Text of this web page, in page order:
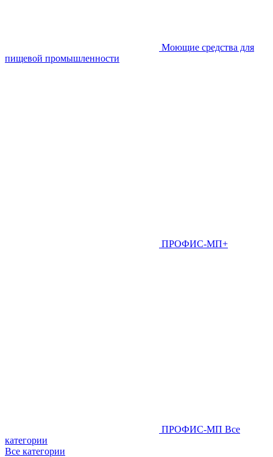
Моющие средства для
пищевой промышленности
ПРОФИС-МП+
ПРОФИС-МП Все
категории
Все категории